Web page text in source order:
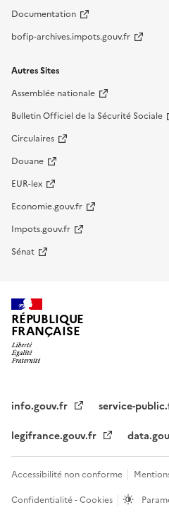
Documentation
bofip-archives.impots.gouv.fr
Autres Sites
Assemblée nationale
Bulletin Officiel de la Sécurité Sociale
Circulaires
Douane
EUR-lex
Economie.gouv.fr
Impots.gouv.fr
Sénat
RÉPUBLIQUE
FRANÇAISE
info.gouv.fr
service-
legifrance.gouv.fr
Accessibilité non conforme
Confidentialité - Cookies